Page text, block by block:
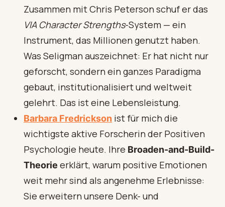
Zusammen mit Chris Peterson schuf er das
VIA Character Strengths-System — ein
Instrument, das Millionen genutzt haben.
Was Seligman auszeichnet: Er hat nicht nur
geforscht, sondern ein ganzes Paradigma
gebaut, institutionalisiert und weltweit
gelehrt. Das ist eine Lebensleistung.
Barbara Fredrickson ist für mich die
wichtigste aktive Forscherin der Positiven
Psychologie heute. Ihre Broaden-and-Build-
Theorie erklärt, warum positive Emotionen
weit mehr sind als angenehme Erlebnisse:
Sie erweitern unsere Denk- und